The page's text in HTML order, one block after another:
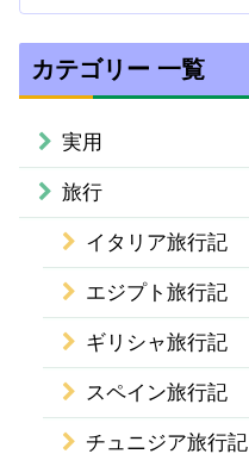
カテゴリー 一覧
実用
旅行
イタリア旅行記
エジプト旅行記
ギリシャ旅行記
スペイン旅行記
チュニジア旅行記